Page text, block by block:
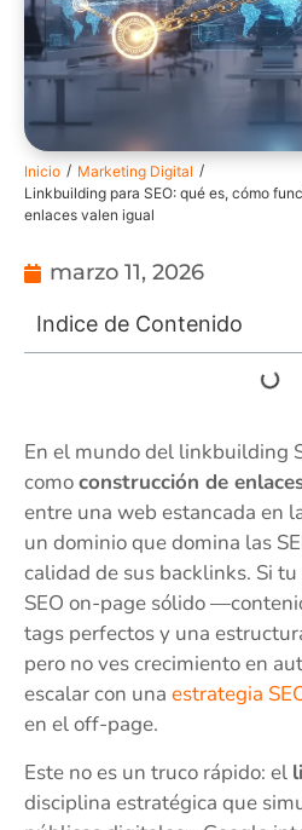
Inicio / Marketing Digital /
Linkbuilding para SEO: qué es, cómo
enlaces valen igual
marzo 11, 2026
Indice de Contenido
En el mundo del linkbuilding
comoconstrucción de
entre una web estancada en
un dominio que domina las
calidad de sus backlinks. Si
SEO on-page sólido
tags perfectos y una
pero no ves crecimiento en
escalar con una estrategia
en el off-page.
Este no es un truco rápido: el
disciplina estratégica que